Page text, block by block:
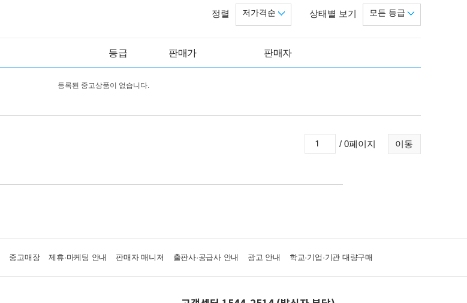
상태별 보기 모든 등급
정렬 저가격순
등급 판매가 판매자
등록된 중고상품이 없습니다.
이동
/ 0페이지
중고매장 제휴·마케팅 안내 판매자 매니저 출판사·공급사 안내 광고 안내 학교·기업·기관 대량구매